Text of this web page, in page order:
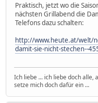
Praktisch, jetzt wo die
nächsten Grillabend die
Telefons dazu schalten:
http://www.heute.at/welt/
damit-sie-nicht-stechen--
Ich liebe ... ich liebe doch alle,
setze mich doch dafür ein ...